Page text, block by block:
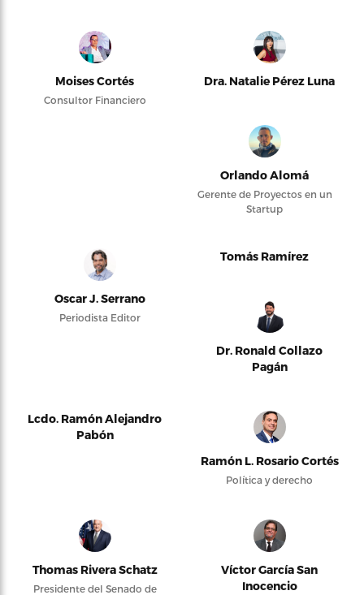
Moises Cortés
Consultor Financiero
Dra. Natalie Pérez Luna
Orlando Alomá
Gerente de Proyectos en un
Startup
Oscar J. Serrano
Periodista Editor
Tomás Ramírez
Dr. Ronald Collazo
Pagán
Lcdo. Ramón Alejandro
Pabón
Ramón L. Rosario Cortés
Política y derecho
Thomas Rivera Schatz
Presidente del Senado de
Víctor García San
Inocencio